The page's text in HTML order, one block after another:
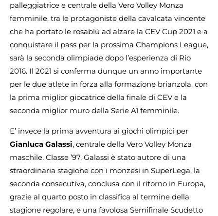
palleggiatrice e centrale della Vero Volley Monza
femminile, tra le protagoniste della cavalcata vincente
che ha portato le rosablù ad alzare la CEV Cup 2021 e a
conquistare il pass per la prossima Champions League,
sarà la seconda olimpiade dopo l’esperienza di Rio
2016. Il 2021 si conferma dunque un anno importante
per le due atlete in forza alla formazione brianzola, con
la prima miglior giocatrice della finale di CEV e la
seconda miglior muro della Serie A1 femminile.
E’ invece la prima avventura ai giochi olimpici per
Gianluca Galassi, centrale della Vero Volley Monza
maschile. Classe ’97, Galassi è stato autore di una
straordinaria stagione con i monzesi in SuperLega, la
seconda consecutiva, conclusa con il ritorno in Europa,
grazie al quarto posto in classifica al termine della
stagione regolare, e una favolosa Semifinale Scudetto